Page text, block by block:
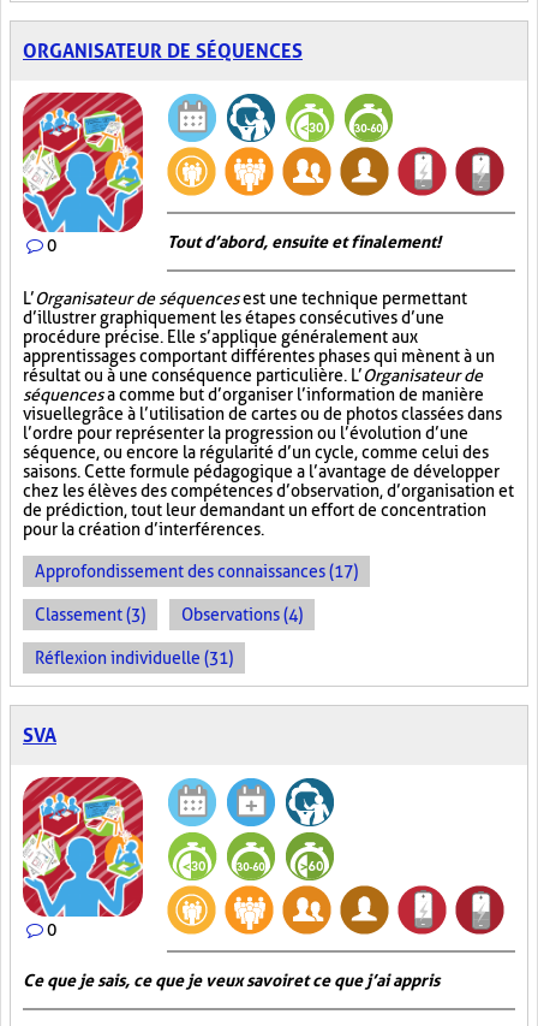
ORGANISATEUR DE SÉQUENCES
0 Tout d’abord, ensuite et finalement!
L’Organisateur de séquencesest une technique permettant
d’illustrer graphiquement les étapes consécutives d’une
procédure précise. Elle s’applique généralement aux
apprentissages comportant différentes phases qui mènent à un
résultat ou à une conséquence particulière. L’Organisateur de
séquencesa comme but d’organiser l’information de manière
visuellegrâce à l’utilisation de cartes ou de photos classées dans
l’ordre pour représenter la progression ou l’évolution d’une
séquence, ou encore la régularité d’un cycle, comme celui des
saisons. Cette formule pédagogique a l’avantage de développer
chez les élèves des compétences d’observation, d’organisation et
de prédiction, tout leur demandant un effort de concentration
pour la création d’interférences.
Approfondissement des connaissances (17)
Classement (3) Observations (4)
Réflexion individuelle (31)
SVA
0
Ce que je sais, ce que je veux savoir et ce que j’ai appris